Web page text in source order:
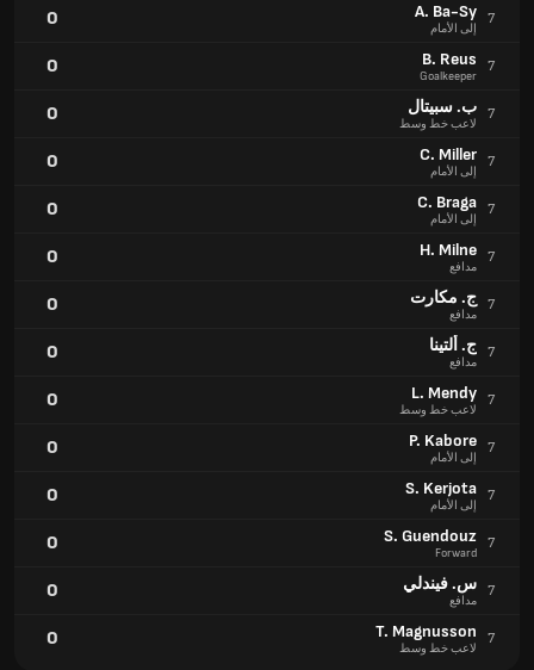
7
A. Ba-Sy
إلى الأمام 0
7
B. Reus
Goalkeeper
0
7 ب. سبيتال
لاعب خط وسط 0
7
C. Miller
إلى الأمام 0
7
C. Braga
إلى الأمام 0
7
H. Milne
مدافع 0
7 ج. مكارت
مدافع 0
7 ج. ألتينا
مدافع 0
7
L. Mendy
لاعب خط وسط 0
7
P. Kabore
إلى الأمام 0
7
S. Kerjota
إلى الأمام 0
7
S. Guendouz
Forward
0
7 س. فيندلي
مدافع 0
7
T. Magnusson
لاعب خط وسط 0